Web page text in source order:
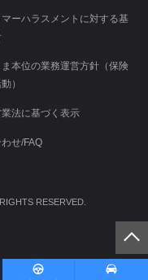
ーハラスメントに対する基
ま本位の業務運営方針（保険
）
法に基づく表示
せ/FAQ
RESERVED.